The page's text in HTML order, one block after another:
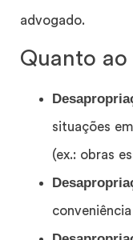
advogado.
Quanto
situações
(ex.: obras